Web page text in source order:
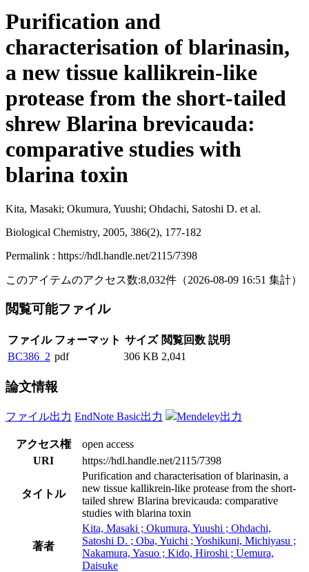
Purification and
characterisation of blarinasin,
a new tissue kallikrein-like
protease from the short-tailed
shrew Blarina brevicauda:
comparative studies with
blarina toxin
Kita, Masaki; Okumura, Yuushi; Ohdachi, Satoshi D. et al.
Biological Chemistry, 2005, 386(2), 177-182
Permalink : https://hdl.handle.net/2115/7398
このアイテムのアクセス数:8,032件 （2026-08-09 16:51 集計）
閲覧可能ファイル
ファイル フォーマット サイズ 閲覧回数 説明
BC386_2 pdf 306 KB 2,041
論文情報
ファイル出力 EndNote Basic出力 Mendeley出力
アクセス権
open access
URI
https://hdl.handle.net/2115/7398
タイトル
Purification and characterisation of blarinasin, a
new tissue kallikrein-like protease from the short-
tailed shrew Blarina brevicauda: comparative
studies with blarina toxin
著者
Kita, Masaki ; Okumura, Yuushi ; Ohdachi,
Satoshi D. ; Oba, Yuichi ; Yoshikuni, Michiyasu ;
Nakamura, Yasuo ; Kido, Hiroshi ; Uemura,
Daisuke